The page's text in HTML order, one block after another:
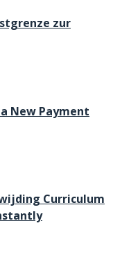
zur
New Payment
Curriculum